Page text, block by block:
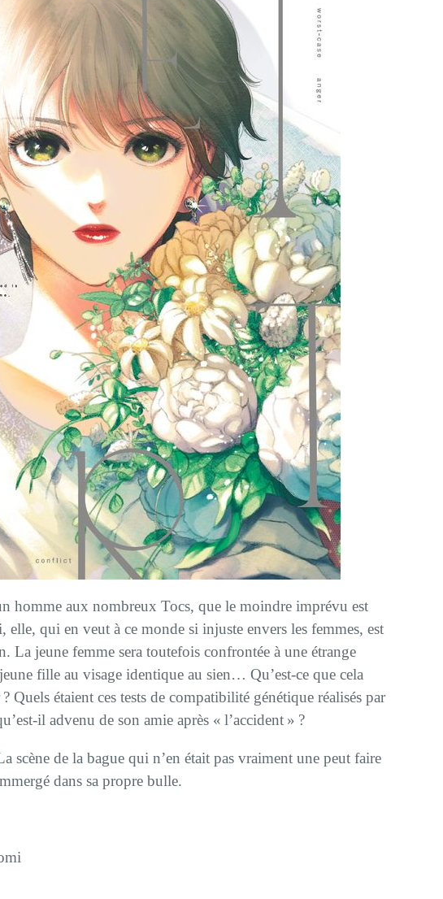
homme aux nombreux Tocs, que le moindre imprévu est
qui en veut à ce monde si injuste envers les femmes, est
La jeune femme sera toutefois confrontée à une étrange
fille au visage identique au sien… Qu’est-ce que cela
Quels étaient ces tests de compatibilité génétique réalisés par
il advenu de son amie après « l’accident » ?
scène de la bague qui n’en était pas vraiment une peut faire
dans sa propre bulle.